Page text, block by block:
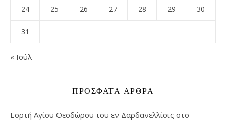
24 25 26 27 28 29 30
31
« Ιούλ
ΠΡΌΣΦΑΤΑ ΆΡΘΡΑ
Εορτή Αγίου Θεοδώρου του εν Δαρδανελλίοις στο